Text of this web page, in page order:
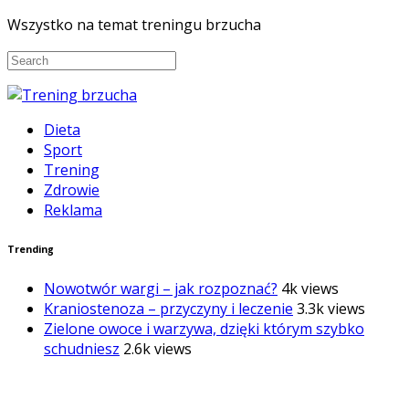
Wszystko na temat treningu brzucha
Dieta
Sport
Trening
Zdrowie
Reklama
Trending
Nowotwór wargi – jak rozpoznać? 4k views
Kraniostenoza – przyczyny i leczenie 3.3k views
Zielone owoce i warzywa, dzięki którym szybko
schudniesz 2.6k views